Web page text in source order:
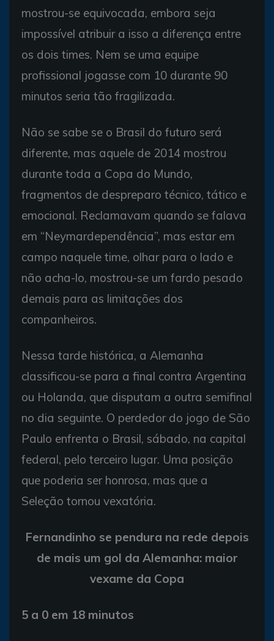
mostrou-se equivocada, embora seja
impossível atribuir a isso a diferença entre
os dois times. Nem se uma equipe
profissional jogasse com 10 durante 90
minutos seria tão fragilizada.
Não se sabe se o Brasil do futuro será
diferente, mas aquele de 2014 mostrou
durante toda a Copa do Mundo,
fragmentos de despreparo técnico, tático e
emocional. Reclamavam quando se falava
em “Neymardependência”, mas estar em
campo naquele time, olhar para o lado e
não acha-lo, mostrou-se um fardo pesado
demais para as limitações dos
companheiros.
Nessa tarde histórica, a Alemanha
classificou-se para a final contra Argentina
ou Holanda, que disputam a outra semifinal
no dia seguinte. O perdedor do jogo de São
Paulo enfrenta o Brasil, sábado, na capital
federal, pelo terceiro lugar. Uma posição
que poderia ser honrosa, mas que a
Seleção tornou vexatória.
Fernandinho se pendura na rede depois
de mais um gol da Alemanha: maior
vexame da Copa
5 a 0 em 18 minutos